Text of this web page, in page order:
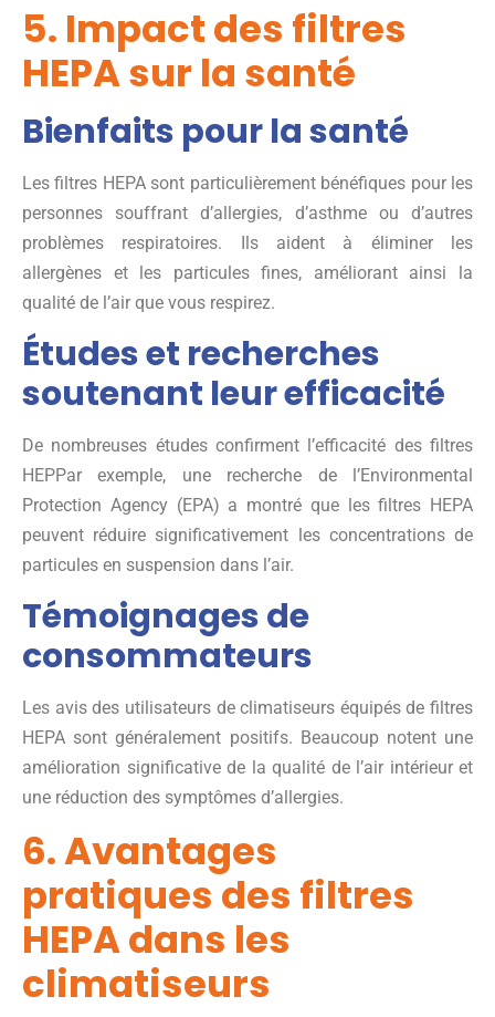
5. Impact des filtres
HEPA sur la santé
Bienfaits pour la santé
Les filtres HEPA sont particulièrement bénéfiques pour les
personnes souffrant d’allergies, d’asthme ou d’autres
problèmes respiratoires. Ils aident à éliminer les
allergènes et les particules fines, améliorant ainsi la
qualité de l’air que vous respirez.
Études et recherches
soutenant leur efficacité
De nombreuses études confirment l’efficacité des filtres
HEPPar exemple, une recherche de l’Environmental
Protection Agency (EPA) a montré que les filtres HEPA
peuvent réduire significativement les concentrations de
particules en suspension dans l’air.
Témoignages de
consommateurs
Les avis des utilisateurs de climatiseurs équipés de filtres
HEPA sont généralement positifs. Beaucoup notent une
amélioration significative de la qualité de l’air intérieur et
une réduction des symptômes d’allergies.
6. Avantages
pratiques des filtres
HEPA dans les
climatiseurs